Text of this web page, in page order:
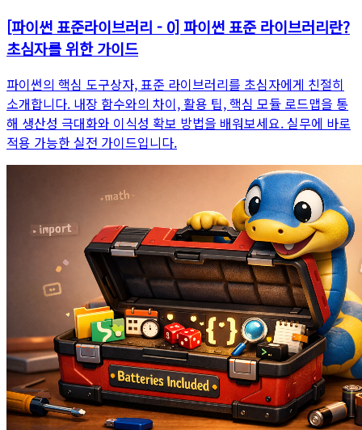
[파이썬 표준라이브러리 - 0] 파이썬 표준 라이브러리란?
초심자를 위한 가이드
파이썬의 핵심 도구상자, 표준 라이브러리를 초심자에게 친절히
소개합니다. 내장 함수와의 차이, 활용 팁, 핵심 모듈 로드맵을 통
해 생산성 극대화와 이식성 확보 방법을 배워보세요. 실무에 바로
적용 가능한 실전 가이드입니다.